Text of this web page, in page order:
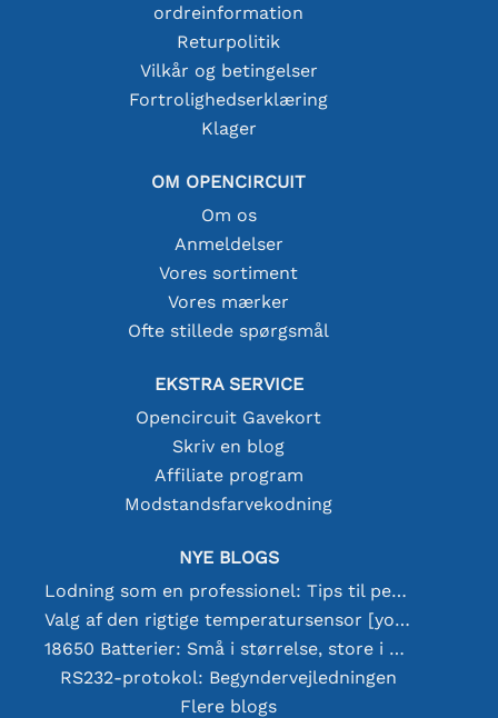
ordreinformation
Returpolitik
Vilkår og betingelser
Fortrolighedserklæring
Klager
OM OPENCIRCUIT
Om os
Anmeldelser
Vores sortiment
Vores mærker
Ofte stillede spørgsmål
EKSTRA SERVICE
Opencircuit Gavekort
Skriv en blog
Affiliate program
Modstandsfarvekodning
NYE BLOGS
Lodning som en professionel: Tips til perfekte elektroniske forbindelser
Valg af den rigtige temperatursensor [youtube]
18650 Batterier: Små i størrelse, store i ydeevne
RS232-protokol: Begyndervejledningen
Flere blogs